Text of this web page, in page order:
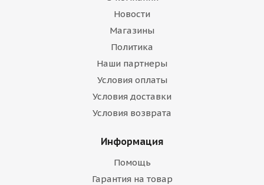
Новости
Магазины
Политика
Наши партнеры
Условия оплаты
Условия доставки
Условия возврата
Информация
Помощь
Гарантия на товар